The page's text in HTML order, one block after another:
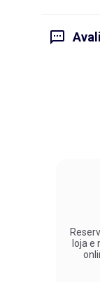
loja e recolha. "A